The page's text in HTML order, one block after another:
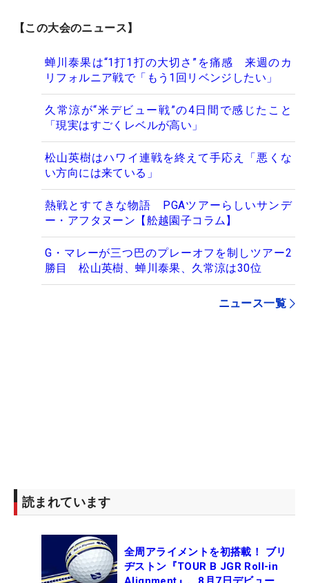
【この大会のニュース】
蝉川泰果は“1打1打の大切さ”を痛感 来週のカ
リフォルニア戦で「もう1回リベンジしたい」
久常涼が“米デビュー戦”の4日間で感じたこと
「現実はすごくレベルが高い」
松山英樹はハワイ連戦を終えて手応え「悪くな
い方向には来ている」
熱戦とすてきな物語 PGAツアーらしいサンデ
ー・アフタヌーン【舩越園子コラム】
G・マレーが三つ巴のプレーオフを制しツアー2
勝目 松山英樹、蝉川泰果、久常涼は30位
ニュース一覧
読まれています
全周アライメントを初搭載！ ブリ
ヂストン『TOUR B JGR Roll-in